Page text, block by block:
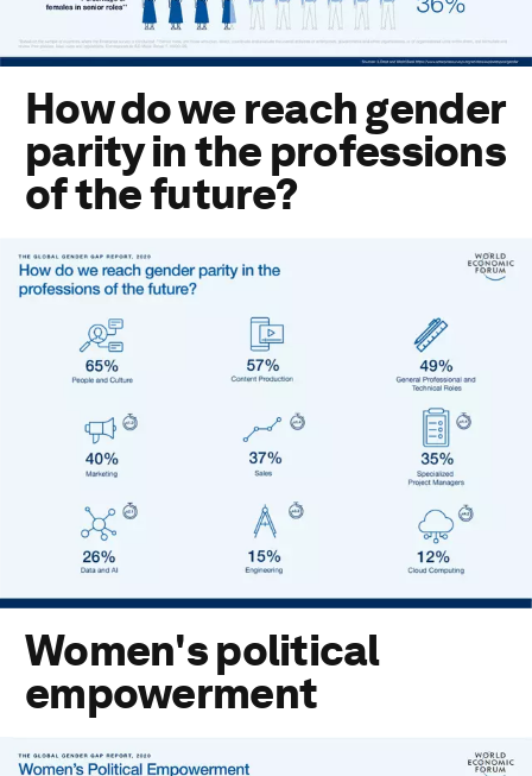
How do we reach gender
parity in the professions
of the future?
Women's political
empowerment